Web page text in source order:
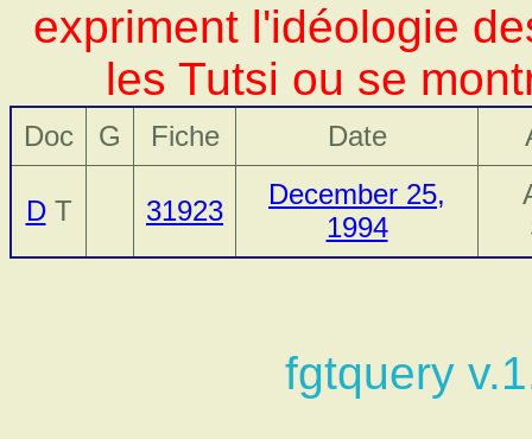
expriment l'idéologie
les Tutsi ou se
Doc G Fiche Date
DT 31923
December 25,
1994
fgtquery